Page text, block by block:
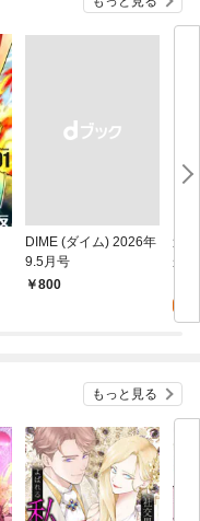
DIME (ダイム) 2026年
9.5月号
￥800
追
か
れ
（
もっと見る